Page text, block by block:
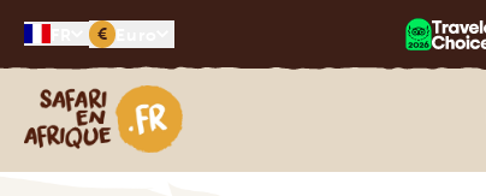
€
Safari en Afrique